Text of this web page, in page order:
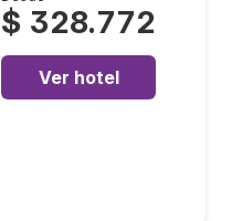
$ 328.772
Ver hotel